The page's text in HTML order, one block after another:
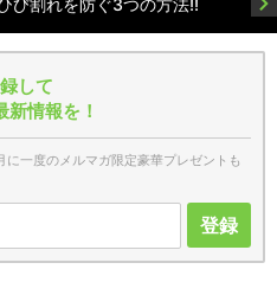
して
情報を！
一度のメルマガ限定豪華プレゼントも
登録